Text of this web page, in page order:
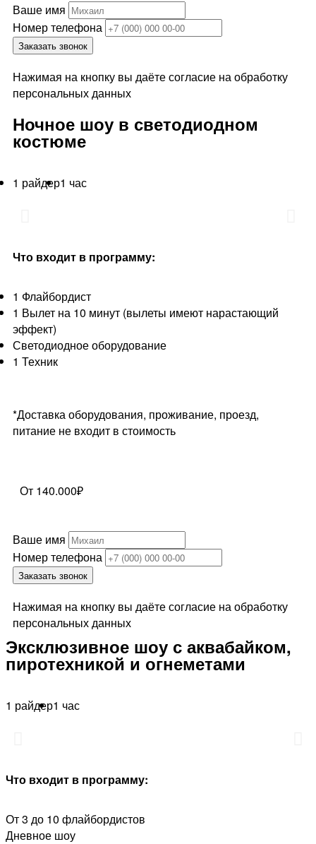
Ваше имя
Номер телефона
Заказать звонок
Нажимая на кнопку вы даёте согласие на обработку
персональных данных
Ночное шоу в светодиодном
костюме
1 райдер1 час
Что входит в программу:
1 Флайбордист
1 Вылет на 10 минут (вылеты имеют нарастающий
эффект)
Светодиодное оборудование
1 Техник
*Доставка оборудования, проживание, проезд,
питание не входит в стоимость
От 140.000₽
Ваше имя
Номер телефона
Заказать звонок
Нажимая на кнопку вы даёте согласие на обработку
персональных данных
Эксклюзивное шоу с аквабайком,
пиротехникой и огнеметами
1 райдер1 час
Что входит в программу:
От 3 до 10 флайбордистов
Дневное шоу